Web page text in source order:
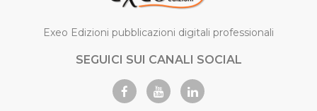
Exeo Edizioni pubblicazioni digitali professionali
SEGUICI SUI CANALI SOCIAL